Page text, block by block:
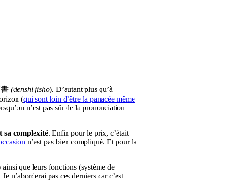
書 (denshi jisho). D’autant plus qu’à
(qui sont loin d’être la panacée même
n’est pas sûr de la prononciation
sa complexité. Enfin pour le prix, c’était
n’est pas bien compliqué. Et pour la
que leurs fonctions (système de
n’aborderai pas ces derniers car c’est